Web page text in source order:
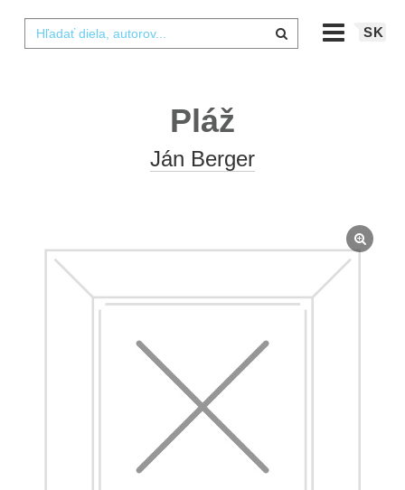
SK
Pláž
Ján Berger